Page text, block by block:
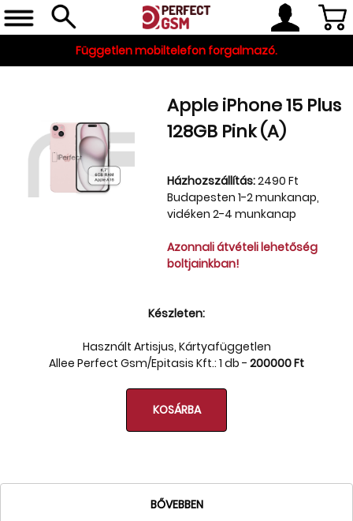
Független mobiltelefon forgalmazó.
Apple iPhone 15 Plus
128GB Pink (A)
Házhozszállítás:2490 Ft
Budapesten 1-2 munkanap,
vidéken 2-4 munkanap
Azonnali átvételi lehetőség
boltjainkban!
Készleten:
Használt Artisjus, Kártyafüggetlen
Allee Perfect Gsm/Epitasis Kft.: 1 db - 200000 Ft
KOSÁRBA
BŐVEBBEN
és szerviz alkatrészek
Tartozékok
Szállítás, fizetés, garancia
Cégünkről, elérhetőségek